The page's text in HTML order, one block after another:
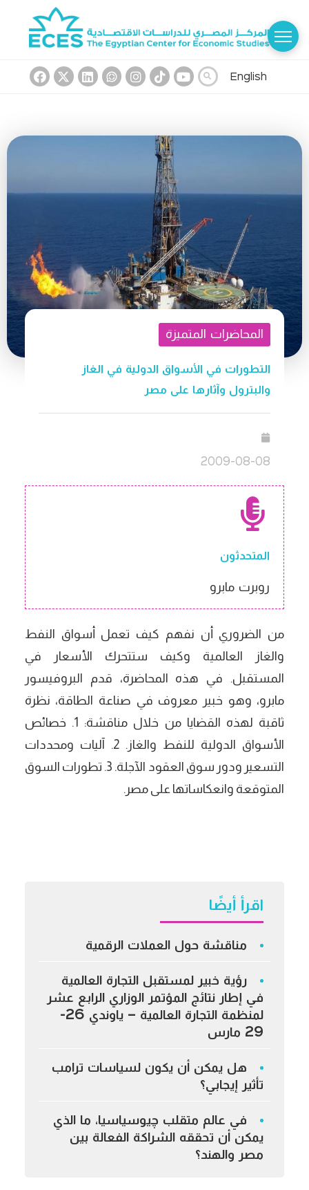
English
المحاضرات المتميزة
التطورات في الأسواق الدولية في الغاز
والبترول وآثارها على مصر
2009-08-08
المتحدثون
روبرت مابرو
من الضروري أن نفهم كيف تعمل أسواق النفط
والغاز العالمية وكيف ستتحرك الأسعار في
المستقبل. في هذه المحاضرة، قدم البروفيسور
مابرو، وهو خبير معروف في صناعة الطاقة، نظرة
ثاقبة لهذه القضايا من خلال مناقشة: 1. خصائص
الأسواق الدولية للنفط والغاز. 2. آليات ومحددات
التسعير ودور سوق العقود الآجلة. 3. تطورات السوق
المتوقعة وانعكاساتها على مصر.
اقرأ أيضًا
مناقشة حول العملات الرقمية
رؤية خبير لمستقبل التجارة العالمية
في إطار نتائج المؤتمر الوزاري الرابع عشر
لمنظمة التجارة العالمية – ياوندي 26-
29 مارس
هل يمكن أن يكون لسياسات ترامب
تأثير إيجابي؟
في عالم متقلب چيوسياسيا، ما الذي
يمكن أن تحققه الشراكة الفعالة بين
مصر والهند؟